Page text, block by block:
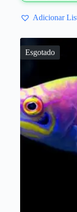
Adicionar
Esgotado